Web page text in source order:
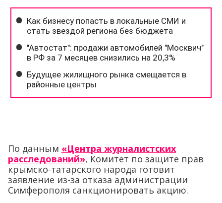
По данным «Центра журналистских
расследований», Комитет по защите прав
крымско-татарского народа готовит
заявление из-за отказа администрации
Симферополя санкционировать акцию.